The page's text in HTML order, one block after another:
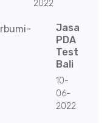
2022
Jasa
PDA
Test
Bali
10-
06-
2022